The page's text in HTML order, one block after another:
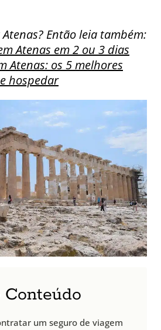
Então leia também:
Atenas em 2 ou 3 dias
Atenas: os 5 melhores
hospedar
um seguro de viagem